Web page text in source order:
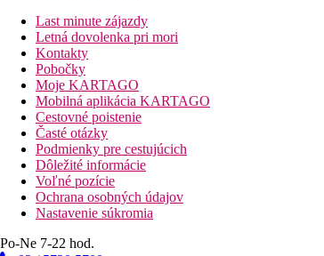
Last minute zájazdy
Letná dovolenka pri mori
Kontakty
Pobočky
Moje KARTAGO
Mobilná aplikácia KARTAGO
Cestovné poistenie
Časté otázky
Podmienky pre cestujúcich
Dôležité informácie
Voľné pozície
Ochrana osobných údajov
Nastavenie súkromia
Po-Ne 7-22 hod.